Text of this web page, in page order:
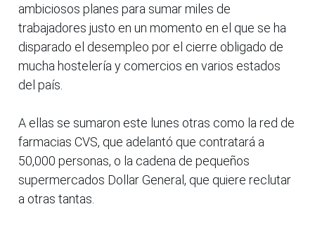
ambiciosos planes para sumar miles de
trabajadores justo en un momento en el que se ha
disparado el desempleo por el cierre obligado de
mucha hostelería y comercios en varios estados
del país.
A ellas se sumaron este lunes otras como la red de
farmacias CVS, que adelantó que contratará a
50,000 personas, o la cadena de pequeños
supermercados Dollar General, que quiere reclutar
a otras tantas.